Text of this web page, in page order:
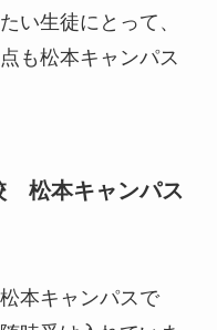
い生徒にとって、
も松本キャンパス
松本キャンパス
本キャンパスで